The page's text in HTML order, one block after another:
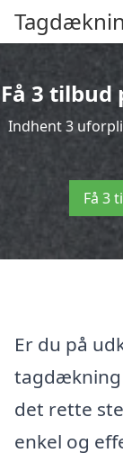
Få 3
Indhent 3
Få 3
Er du på
tagdækning
det rette
enkel og